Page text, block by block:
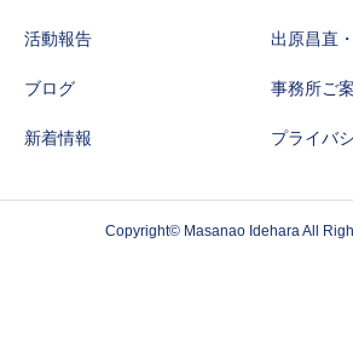
活動報告
ブログ
新着情報
出原昌直
事務所ご
プライバ
Copyright© Masanao Idehara All